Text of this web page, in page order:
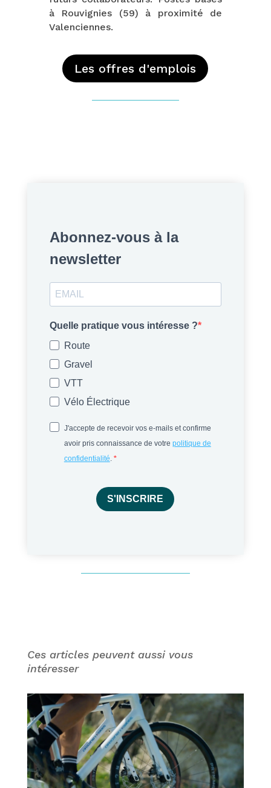
à Rouvignies (59) à proximité de
Valenciennes.
Les offres d'emplois
Abonnez-vous à la
newsletter
Quelle pratique vous intéresse ?
Route
Gravel
VTT
Vélo Électrique
J'accepte de recevoir vos e-mails et confirme
avoir pris connaissance de votre politique de
confidentialité.
S'INSCRIRE
Ces articles peuvent aussi vous
intéresser